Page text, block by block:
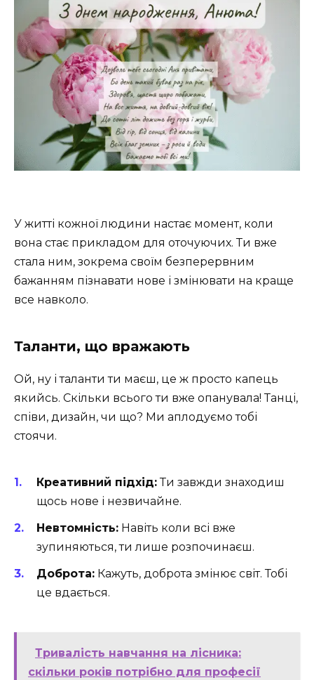
У житті кожної людини настає момент, коли
вона стає прикладом для оточуючих. Ти вже
стала ним, зокрема своїм безперервним
бажанням пізнавати нове і змінювати на краще
все навколо.
Таланти, що вражають
Ой, ну і таланти ти маєш, це ж просто капець
якийсь. Скільки всього ти вже опанувала! Танці,
співи, дизайн, чи що? Ми аплодуємо тобі
стоячи.
Креативний підхід:Ти завжди знаходиш
щось нове і незвичайне.
Невтомність: Навіть коли всі вже
зупиняються, ти лише розпочинаєш.
Доброта: Кажуть, доброта змінює світ. Тобі
це вдається.
Тривалість навчання на лісника:
скільки років потрібно для професії